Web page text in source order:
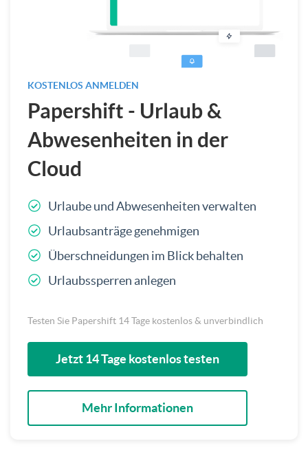
KOSTENLOS ANMELDEN
Papershift - Urlaub &
Abwesenheiten in der
Cloud
Urlaube und Abwesenheiten verwalten
Urlaubsanträge genehmigen
Überschneidungen im Blick behalten
Urlaubssperren anlegen
Testen Sie Papershift 14 Tage kostenlos & unverbindlich
Jetzt 14 Tage kostenlos testen
Mehr Informationen